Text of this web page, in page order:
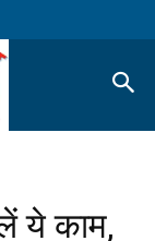
ये काम,